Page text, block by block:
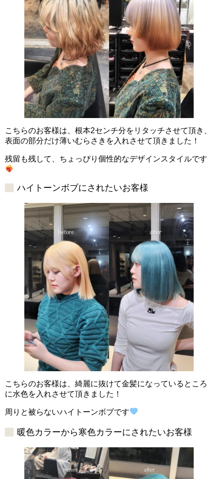
こちらのお客様は、根本2センチ分をリタッチさせて頂き、
表面の部分だけ薄いむらさきを入れさせて頂きました！
残留も残して、ちょっぴり個性的なデザインスタイルです
ハイトーンボブにされたいお客様
こちらのお客様は、綺麗に抜けて金髪になっているところ
に水色を入れさせて頂きました！
周りと被らないハイトーンボブです
暖色カラーから寒色カラーにされたいお客様